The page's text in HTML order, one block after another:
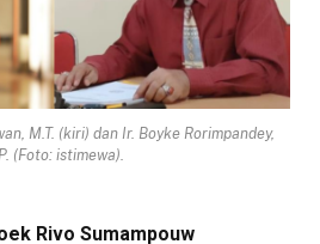
M.T. (kiri) dan Ir. Boyke Rorimpandey,
(Foto: istimewa).
Rivo Sumampouw